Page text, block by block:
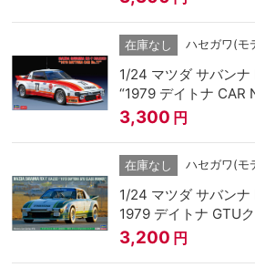
在庫なし ハセガワ(モ
1/24 マツダ サバンナ
“1979 デイトナ CAR
3,300 円
在庫なし ハセガワ(モ
1/24 マツダ サバンナ
1979 デイトナ GTU
3,200 円